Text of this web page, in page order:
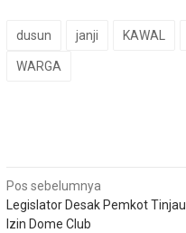
dusun janji KAWAL
WARGA
Navigasi
pos
Pos sebelumnya
Legislator Desak Pemkot Tinjau
Izin Dome Club